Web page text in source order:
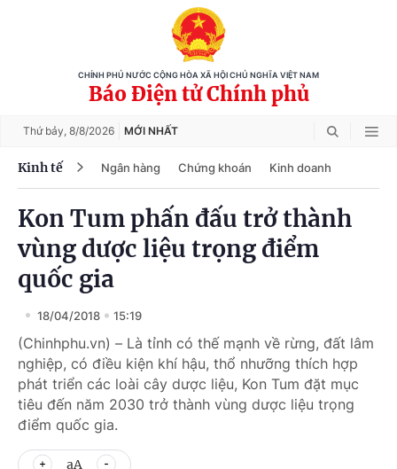
CHÍNH PHỦ NƯỚC CỘNG HÒA XÃ HỘI CHỦ NGHĨA VIỆT NAM
Báo Điện tử Chính phủ
Thứ bảy, 8/8/2026 MỚI NHẤT
Kinh tế Ngân hàng Chứng khoán Kinh doanh
Kon Tum phấn đấu trở thành
vùng dược liệu trọng điểm
quốc gia
18/04/2018 15:19
(Chinhphu.vn) – Là tỉnh có thế mạnh về rừng, đất lâm
nghiệp, có điều kiện khí hậu, thổ nhưỡng thích hợp
phát triển các loài cây dược liệu, Kon Tum đặt mục
tiêu đến năm 2030 trở thành vùng dược liệu trọng
điểm quốc gia.
aA